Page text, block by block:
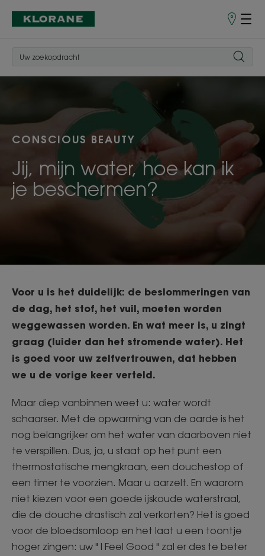
CONSCIOUS BEAUTY
Jij, mijn water, hoe kan ik
je beschermen?
Voor u is het duidelijk: de beslommeringen van
de dag, het stof, het vuil, moeten worden
weggewassen worden. En wat meer is, u zingt
graag (luider dan het stromende water). Het
is goed voor uw zelfvertrouwen, dat hebben
we u de vorige keer verteld.
Maar diep vanbinnen weet u: water wordt
schaarser. Met de opwarming van de aarde is het
nog belangrijker om het water van daarboven niet
te verspillen. Dus, ja, u staat op het punt een
thermostatische mengkraan, een douchestop of
een timer te voorzien. Maar u aarzelt. En waarom
niet kiezen voor een goede ijskoude waterstraal,
die de douche drastisch zal verkorten? Het is goed
voor de bloedsomloop en het laat u een toontje
hoger zingen: uw " I Feel Good " zal er des te beter